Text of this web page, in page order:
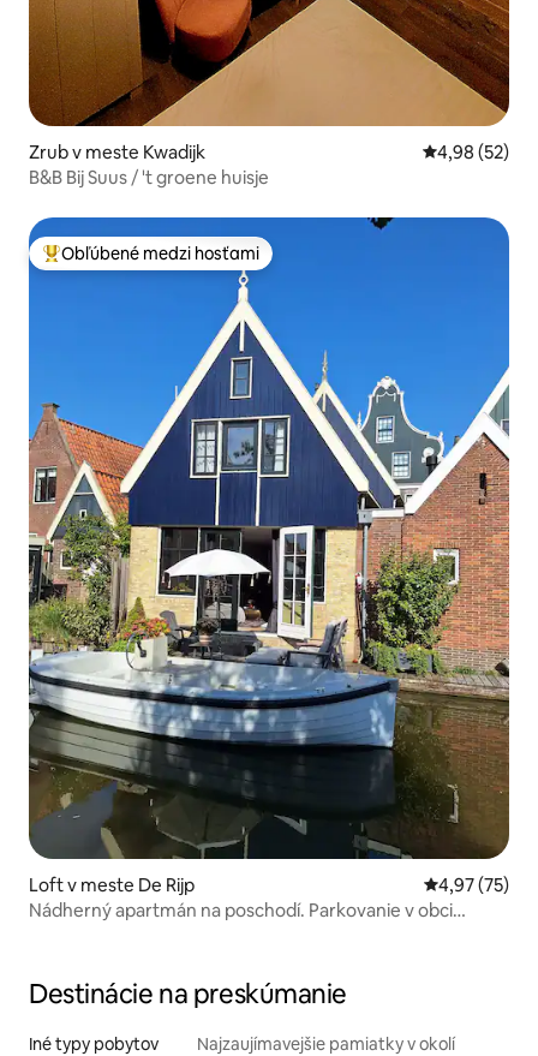
Zrub v meste Kwadijk Priemerné
4,98 (52)
B&B Bij Suus / 't groene huisje
Najobľúbenejšie medzi hosťami
Obľúbené medzi hosťami
Loft v meste De Rijp Priemerné
4,97 (75)
Nádherný apartmán na poschodí. Parkovanie v obci
Destinácie na preskúmanie
Iné typy pobytov Najzaujímavejšie pamiatky v okolí